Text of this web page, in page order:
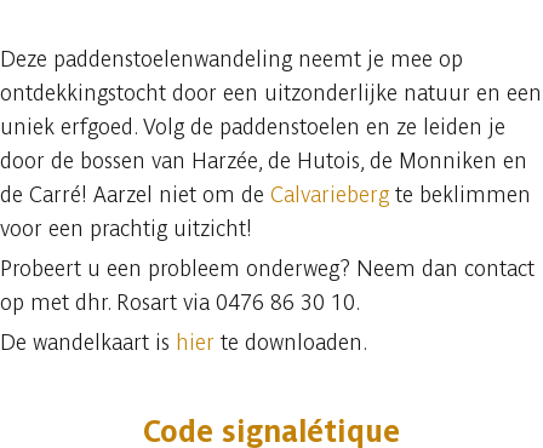
Deze paddenstoelenwandeling neemt je mee op
ontdekkingstocht door een uitzonderlijke natuur en een
uniek erfgoed. Volg de paddenstoelen en ze leiden je
door de bossen van Harzée, de Hutois, de Monniken en
de Carré! Aarzel niet om de Calvarieberg te beklimmen
voor een prachtig uitzicht!
Probeert u een probleem onderweg? Neem dan contact
op met dhr. Rosart via 0476 86 30 10.
De wandelkaart is hier te downloaden.
Code signalétique